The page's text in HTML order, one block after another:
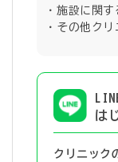
施設に関す
その他ク
は
クリニック